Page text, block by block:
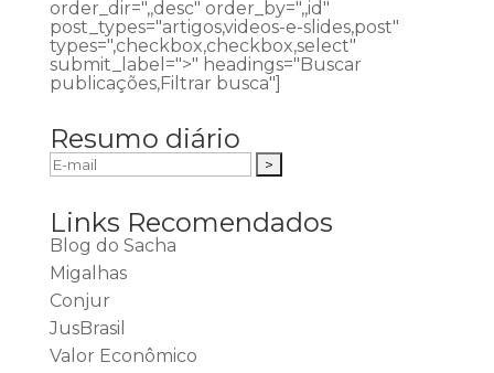
order_dir=",,desc" order_by=",,id"
post_types="artigos,videos-e-slides,post"
types=",checkbox,checkbox,select"
submit_label=">" headings="Buscar
publicações,Filtrar busca"]
Resumo diário
Links Recomendados
Blog do Sacha
Migalhas
Conjur
JusBrasil
Valor Econômico